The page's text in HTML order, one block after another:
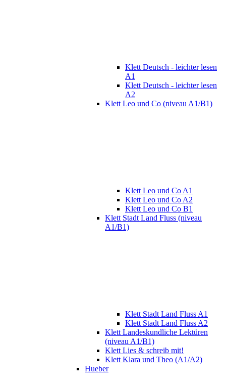
Klett Deutsch - leichter lesen
A1
Klett Deutsch - leichter lesen
A2
Klett Leo und Co (niveau A1/B1)
Klett Leo und Co A1
Klett Leo und Co A2
Klett Leo und Co B1
Klett Stadt Land Fluss (niveau
A1/B1)
Klett Stadt Land Fluss A1
Klett Stadt Land Fluss A2
Klett Landeskundliche Lektüren
(niveau A1/B1)
Klett Lies & schreib mit!
Klett Klara und Theo (A1/A2)
Hueber